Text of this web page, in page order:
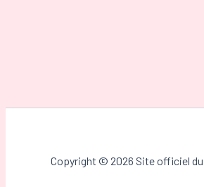
Copyright © 2026 Site officiel